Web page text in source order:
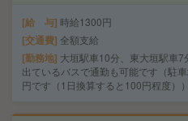
給 与 時給1300円
交通費 全額支給
勤務地 大垣駅車10分、東大垣駅車
出ているバスで通勤も可能です（駐
円です（1日換算すると100円程度））